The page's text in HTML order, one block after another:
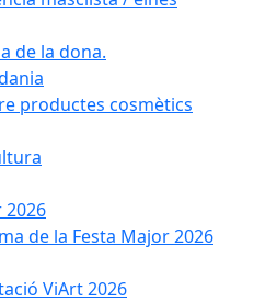
de la dona.
productes cosmètics
2026
de la Festa Major 2026
ViArt 2026